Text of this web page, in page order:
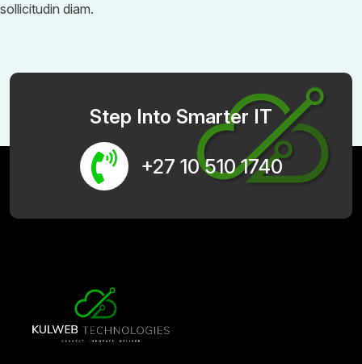
sollicitudin diam.
Step Into Smarter IT
+27 10 510 1740